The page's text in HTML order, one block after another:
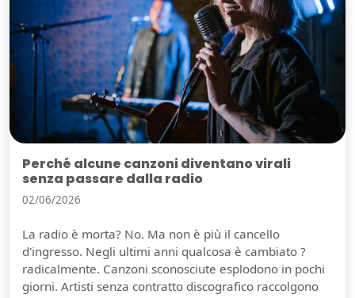
Perché alcune canzoni diventano virali
senza passare dalla radio
02/06/2026
La radio è morta? No. Ma non è più il cancello
d'ingresso. Negli ultimi anni qualcosa è cambiato ?
radicalmente. Canzoni sconosciute esplodono in pochi
giorni. Artisti senza contratto discografico raccolgono